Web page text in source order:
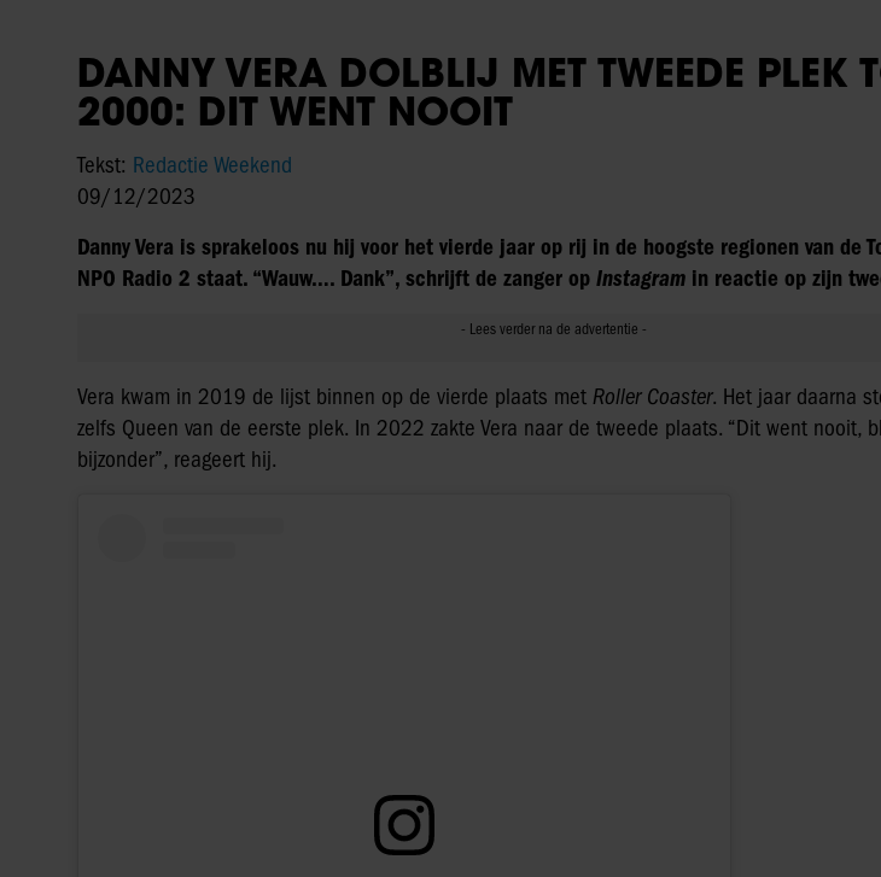
DANNY VERA DOLBLIJ MET TWEEDE PLEK
2000: DIT WENT NOOIT
Tekst: Redactie Weekend
09/12/2023
Danny Vera is sprakeloos nu hij voor het vierde jaar op rij in de hoogste regionen van de
NPO Radio 2 staat. “Wauw…. Dank”, schrijft de zanger op Instagram in reactie op zijn
Vera kwam in 2019 de lijst binnen op de vierde plaats met Roller Coaster. Het jaar daarna
zelfs Queen van de eerste plek. In 2022 zakte Vera naar de tweede plaats. “Dit went nooit,
bijzonder”, reageert hij.